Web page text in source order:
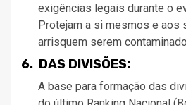
exigências legais durante o
Protejam a si mesmos e aos
arrisquem serem
6. DAS DIVISÕES:
A base para formação das